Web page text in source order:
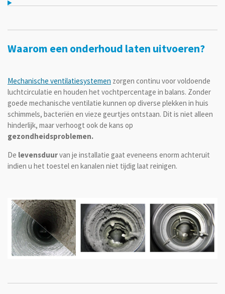
Waarom een onderhoud laten uitvoeren?
Mechanische ventilatiesystemen zorgen continu voor voldoende
luchtcirculatie en houden het vochtpercentage in balans. Zonder
goede mechanische ventilatie kunnen op diverse plekken in huis
schimmels, bacteriën en vieze geurtjes ontstaan. Dit is niet alleen
hinderlijk, maar verhoogt ook de kans op
gezondheidsproblemen.
De levensduurvan je installatie gaat eveneens enorm achteruit
indien u het toestel en kanalen niet tijdig laat reinigen.